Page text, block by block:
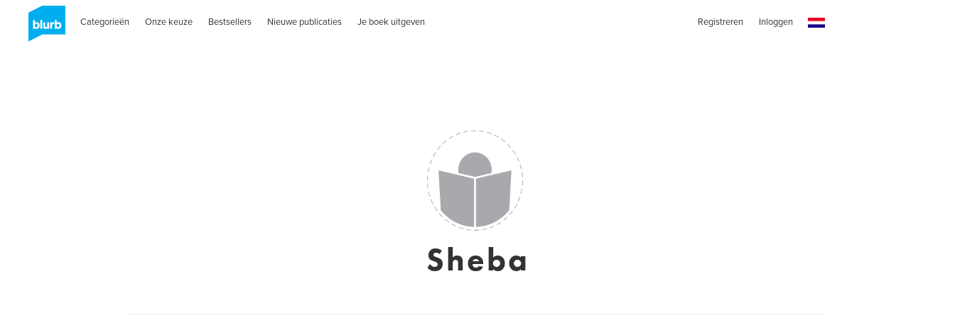
Categorieën Onze keuze Bestsellers Nieuwe publicaties Je boek uitgeven Registreren Inloggen
Sheba